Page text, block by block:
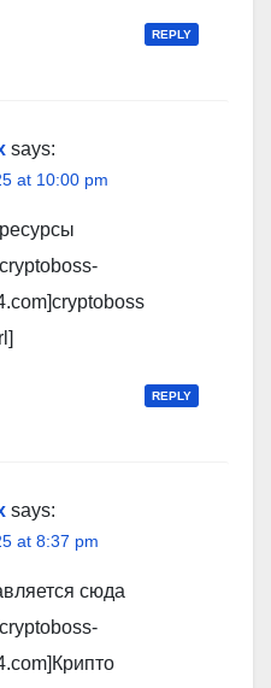
REPLY
says:
at 10:00 pm
REPLY
says:
at 8:37 pm
сюда